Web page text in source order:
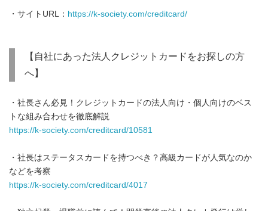
・サイトURL： https://k-society.com/creditcard/
【自社にあった法人クレジットカードをお探しの方
へ】
・社長さん必見！クレジットカードの法人向け・個人向けのベス
トな組み合わせを徹底解説
https://k-society.com/creditcard/10581
・社長はステータスカードを持つべき？高級カードが人気なのか
などを考察
https://k-society.com/creditcard/4017